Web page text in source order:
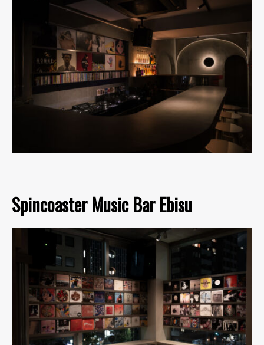
Spincoaster Music Bar Ebisu